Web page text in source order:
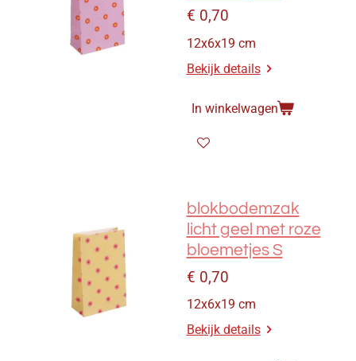
€ 0,70
12x6x19 cm
Bekijk details
In winkelwagen
blokbodemzak
licht geel met roze
bloemetjes S
€ 0,70
12x6x19 cm
Bekijk details